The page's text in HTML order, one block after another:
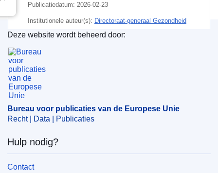
Publicatiedatum: 2026-02-23
Institutionele auteur(s): Directoraat-generaal Gezondheid
en Voedselveiligheid(Europese Commissie
Onderwerp:
micro-organisme
ELI :dec_impl/2026/377/oj
OJ : L_202600377
IMMC : C(2026)969/4454765
Bureau voor publicaties van de Europese Unie
Deze website wordt beheerd door:
Bureau voor publicaties van de Europese Unie
Recht | Data | Publicaties
Hulp nodig?
Contact